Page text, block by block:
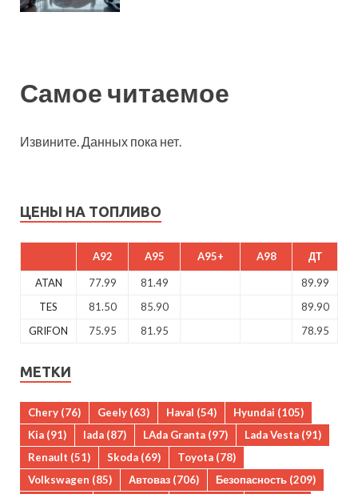
Самое читаемое
Извините. Данных пока нет.
ЦЕНЫ НА ТОПЛИВО
A92 A95 A95+ A98 ДТ
ATAN 77.99 81.49
89.99
TES
81.50 85.90
89.90
GRIFON
75.95 81.95 78.95
МЕТКИ
Chery (76) Geely (63) Haval (54) Hyundai (105)
Kia (91) lada (87) LAda Granta (97) Lada Vesta (91)
Renault (51) Skoda (69) Toyota (78)
Volkswagen (85) Автоваз (706) Безопасность (209)